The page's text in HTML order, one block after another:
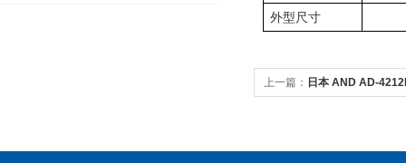
外型尺寸
上一篇： 日本 AND